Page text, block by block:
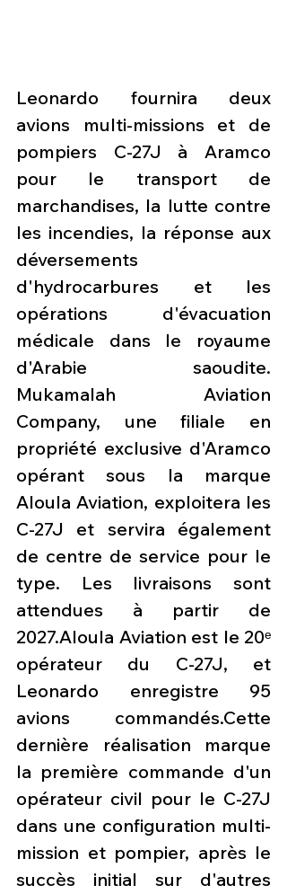
Leonardo fournira deux
avions multi-missions et de
pompiers C-27J à Aramco
pour le transport de
marchandises, la lutte contre
les incendies, la réponse aux
déversements
d'hydrocarbures et les
opérations d'évacuation
médicale dans le royaume
d'Arabie saoudite.
Mukamalah Aviation
Company, une filiale en
propriété exclusive d'Aramco
opérant sous la marque
Aloula Aviation, exploitera les
C-27J et servira également
de centre de service pour le
type. Les livraisons sont
attendues à partir de
2027.Aloula Aviation est le 20ᵉ
opérateur du C-27J, et
Leonardo enregistre 95
avions commandés.Cette
dernière réalisation marque
la première commande d'un
opérateur civil pour le C-27J
dans une configuration multi-
mission et pompier, après le
succès initial sur d'autres